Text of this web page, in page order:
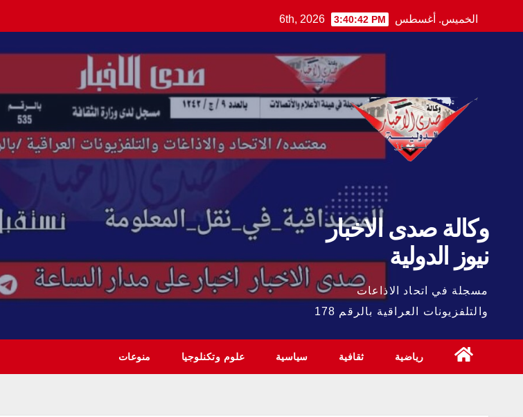
to
الخميس. أغسطس 6th, 2026 3:40:44 PM
وكالة صدى الاخبار
نيوز الدولية
مسجلة في اتحاد الاذاعات
والتلفزيونات العراقية بالرقم 178
رياضية ثقافية سياسية علوم وتكنلوجيا منوعات